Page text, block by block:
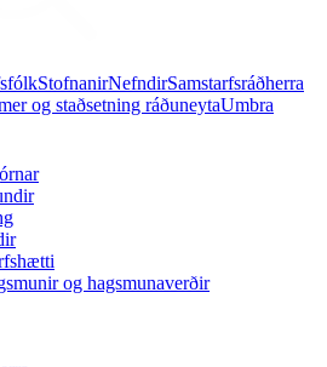
StofnanirNefndirSamstarfsráðherra
og staðsetning ráðuneytaUmbra
og hagsmunaverðir